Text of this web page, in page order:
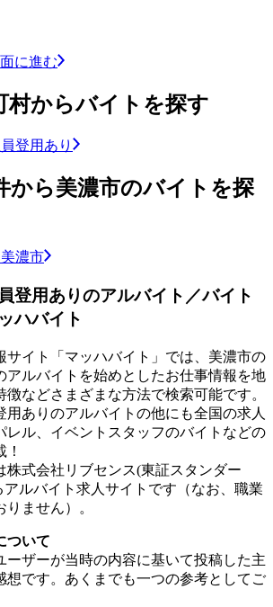
に進む
村からバイトを探す
登用あり
から美濃市のバイトを探
濃市
登用ありのアルバイト／バイト
ハバイト
サイト「マッハバイト」では、美濃市の
アルバイトを始めとしたお仕事情報を地
などさまざまな方法で検索可能です。
用ありのアルバイトの他にも全国の求人
レル、イベントスタッフのバイトなどの
株式会社リブセンス(東証スタンダー
アルバイト求人サイトです（なお、職業
ません）。
ついて
ザーが当時の内容に基いて投稿した主
想です。あくまでも一つの参考としてご